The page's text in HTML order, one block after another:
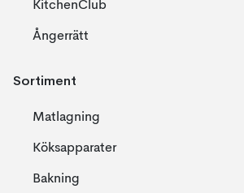
KitchenClub
Ångerrätt
Sortiment
Matlagning
Köksapparater
Bakning